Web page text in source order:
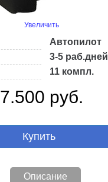
Увеличить
Автопилот
3-5 раб.дней
11 компл.
7.500 руб.
Купить
Описание